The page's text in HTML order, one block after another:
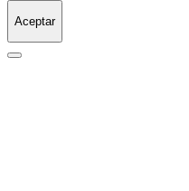
Aceptar